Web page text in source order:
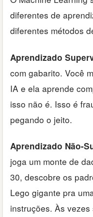
diferentes de
diferentes métodos
Aprendizado
com gabarito. Você
IA e ela aprende
isso não é. Isso é
pegando o jeito.
Aprendizado Não-
joga um monte de
30, descobre os
Lego gigante pra
instruções. Às